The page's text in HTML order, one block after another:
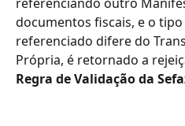
documentos fiscais, e o
referenciado difere do
Própria, é retornado a
Regra de Validação da